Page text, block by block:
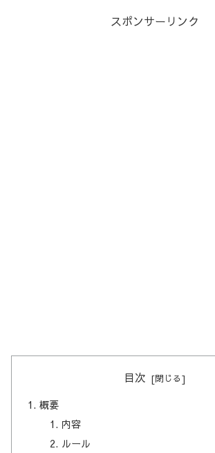
スポンサーリンク
目次
概要
内容
ルール